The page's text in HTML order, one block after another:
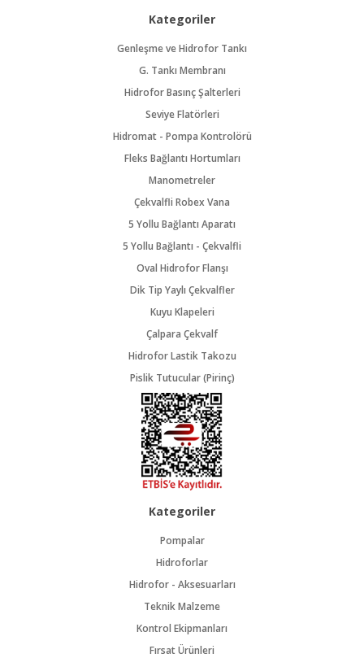
Kategoriler
Genleşme ve Hidrofor Tankı
G. Tankı Membranı
Hidrofor Basınç Şalterleri
Seviye Flatörleri
Hidromat - Pompa Kontrolörü
Fleks Bağlantı Hortumları
Manometreler
Çekvalfli Robex Vana
5 Yollu Bağlantı Aparatı
5 Yollu Bağlantı - Çekvalfli
Oval Hidrofor Flanşı
Dik Tip Yaylı Çekvalfler
Kuyu Klapeleri
Çalpara Çekvalf
Hidrofor Lastik Takozu
Pislik Tutucular (Pirinç)
Kategoriler
Pompalar
Hidroforlar
Hidrofor - Aksesuarları
Teknik Malzeme
Kontrol Ekipmanları
Fırsat Ürünleri